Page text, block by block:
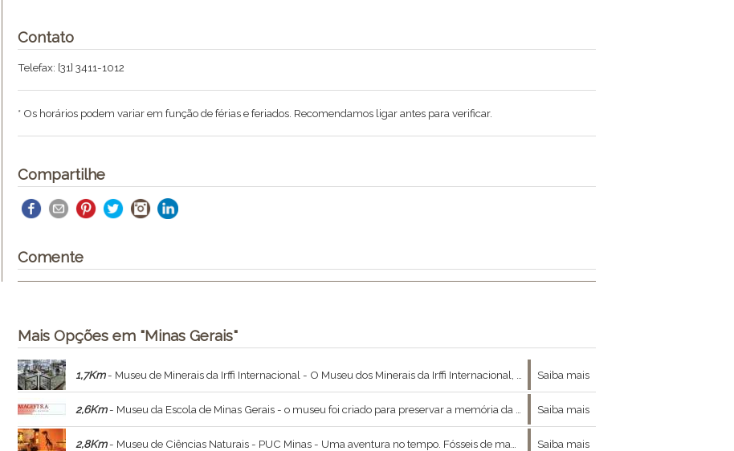
Contato
Telefax: [31] 3411-1012
* Os horários podem variar em função de férias e feriados. Recomendamos ligar antes para verificar.
Compartilhe
Comente
Mais Opções em "Minas Gerais"
1,7Km- Museu de Minerais da Irffi Internacional - O Museu dos Minerais da Irffi Internacional, encontra-se em seu acervo uma coleção com mais de 500 espécimes de minerais. Saiba mais
2,6Km- Museu da Escola de Minas Gerais - o museu foi criado para preservar a memória da educação e valorizar a herança cultural mineira. Saiba mais
2,8Km- Museu de Ciências Naturais - PUC Minas - Uma aventura no tempo. Fósseis de mamíferos, carapaças de tatu e réplicas de grandes dinossauros são algumas das atrações expostas na rica coleção de paleontologia do museu. Saiba mais